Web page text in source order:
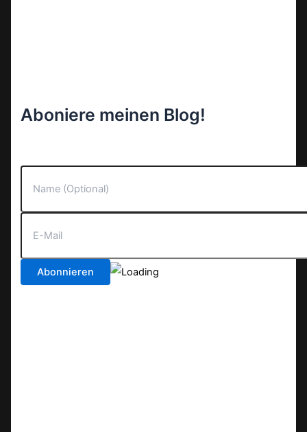
Aboniere meinen Blog!